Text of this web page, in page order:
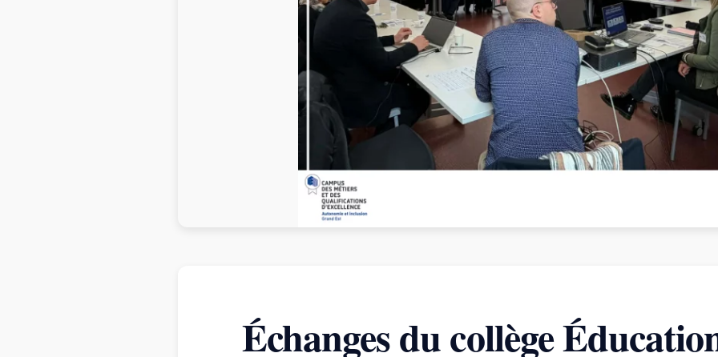
Échanges du collège